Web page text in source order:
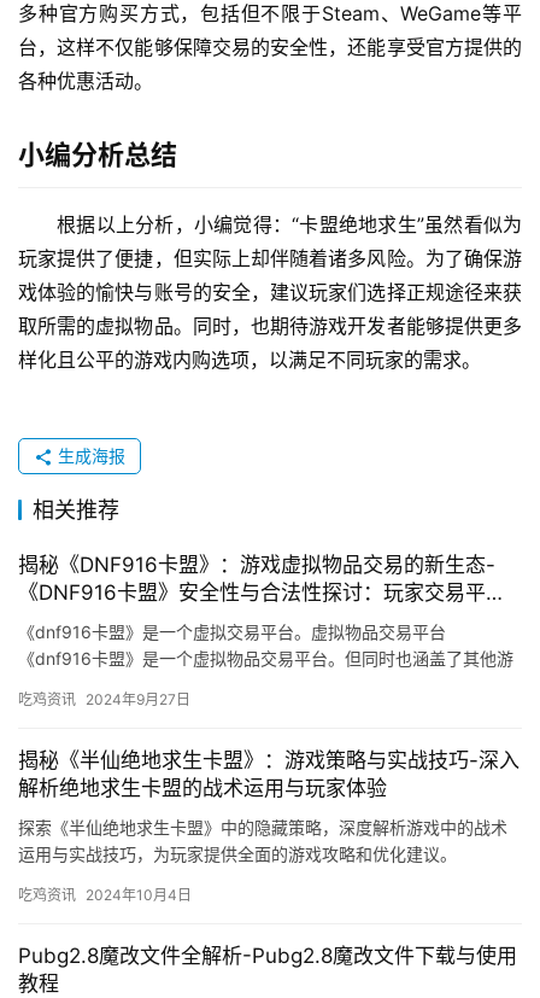
多种官方购买方式，包括但不限于Steam、WeGame等平
台，这样不仅能够保障交易的安全性，还能享受官方提供的
各种优惠活动。
小编分析总结
根据以上分析，小编觉得：“卡盟绝地求生”虽然看似为
玩家提供了便捷，但实际上却伴随着诸多风险。为了确保游
戏体验的愉快与账号的安全，建议玩家们选择正规途径来获
取所需的虚拟物品。同时，也期待游戏开发者能够提供更多
样化且公平的游戏内购选项，以满足不同玩家的需求。
生成海报
相关推荐
揭秘《DNF916卡盟》：游戏虚拟物品交易的新生态-
《DNF916卡盟》安全性与合法性探讨：玩家交易平台
的深度分析
《dnf916卡盟》是一个虚拟交易平台。虚拟物品交易平台
《dnf916卡盟》是一个虚拟物品交易平台。但同时也涵盖了其他游
吃鸡资讯 2024年9月27日
揭秘《半仙绝地求生卡盟》：游戏策略与实战技巧-深入
解析绝地求生卡盟的战术运用与玩家体验
探索《半仙绝地求生卡盟》中的隐藏策略，深度解析游戏中的战术
运用与实战技巧，为玩家提供全面的游戏攻略和优化建议。
吃鸡资讯 2024年10月4日
Pubg2.8魔改文件全解析-Pubg2.8魔改文件下载与使用
教程